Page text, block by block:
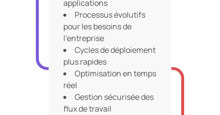
applications
Processus évolutifs
pour les besoins de
l’entreprise
Cycles de déploiement
plus rapides
Optimisation en temps
réel
Gestion sécurisée des
flux de travail